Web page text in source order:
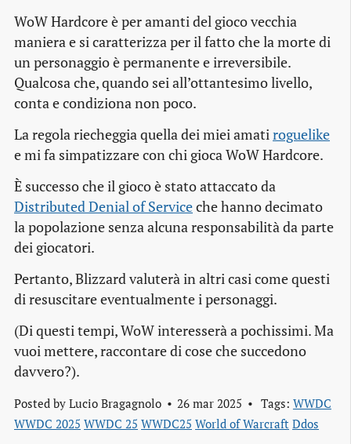
WoW Hardcore è per amanti del gioco vecchia
maniera e si caratterizza per il fatto che la morte di
un personaggio è permanente e irreversibile.
Qualcosa che, quando sei all’ottantesimo livello,
conta e condiziona non poco.
La regola riecheggia quella dei miei amatiroguelike
e mi fa simpatizzare con chi gioca WoW Hardcore.
È successo che il gioco è stato attaccato da
Distributed Denial of Serviceche hanno decimato
la popolazione senza alcuna responsabilità da parte
dei giocatori.
Pertanto, Blizzard valuterà in altri casi come questi
di resuscitare eventualmente i personaggi.
(Di questi tempi, WoW interesserà a pochissimi. Ma
vuoi mettere, raccontare di cose che succedono
davvero?).
Posted by Lucio Bragagnolo 26 mar 2025 Tags: WWDC
WWDC 2025 WWDC 25 WWDC25 World of Warcraft Ddos